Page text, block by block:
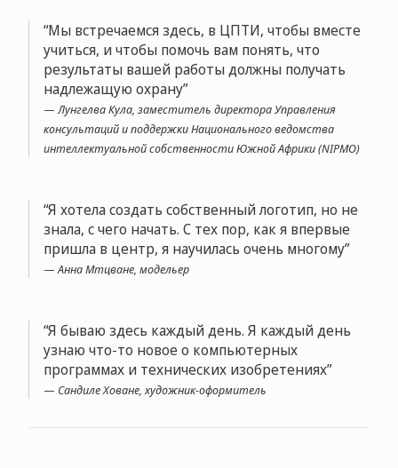
Мы встречаемся здесь, в ЦПТИ, чтобы вместе
учиться, и чтобы помочь вам понять, что
результаты вашей работы должны получать
надлежащую охрану
Лунгелва Кула, заместитель директора Управления
консультаций и поддержки Национального ведомства
интеллектуальной собственности Южной Африки (NIPMO)
Я хотела создать собственный логотип, но не
знала, с чего начать. С тех пор, как я впервые
пришла в центр, я научилась очень многому
Анна Мтцване, модельер
Я бываю здесь каждый день. Я каждый день
узнаю что-то новое о компьютерных
программах и технических изобретениях
Сандиле Ховане, художник-оформитель